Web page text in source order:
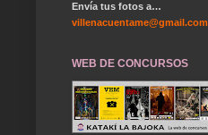
Envía tus fotos a…
villenacuentame@gmail.com
WEB DE CONCURSOS